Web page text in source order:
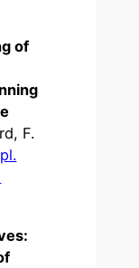
of
F.